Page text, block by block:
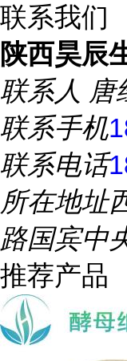
联系我们
陕西昊辰
联系人 唐
联系手机
联系电话
所在地址
路国宾中
推荐产品